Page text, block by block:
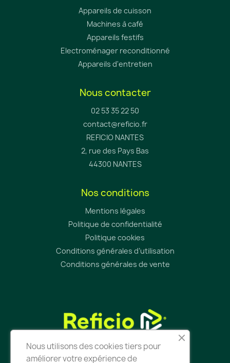
Appareils de cuisson
Machines à café
Appareils festifs
Electroménager reconditionné
Appareils d'entretien
Nous contacter
02 53 35 22 50
contact@reficio.fr
REFICIO NANTES
2, rue des Pays Bas
44300 NANTES
Nos conditions
Mentions légales
Politique de confidentialité
Politique cookies
Conditions générales d’utilisation
Conditions générales de vente
Nous utilisons des cookies tiers pour
améliorer votre expérience de